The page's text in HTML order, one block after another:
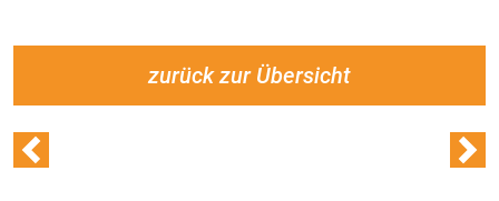
zurück zur Übersicht